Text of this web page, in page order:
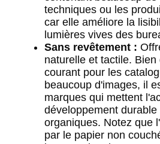
techniques ou les
car elle améliore la
lumières vives des
Sans revêtement :
naturelle et tactile.
courant pour les
beaucoup d'images, il
marques qui mettent
développement
organiques. Notez que
par le papier non